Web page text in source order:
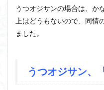
うつオジサンの場合は、か
上はどうもないので、同情
ました。
うつオジサン、